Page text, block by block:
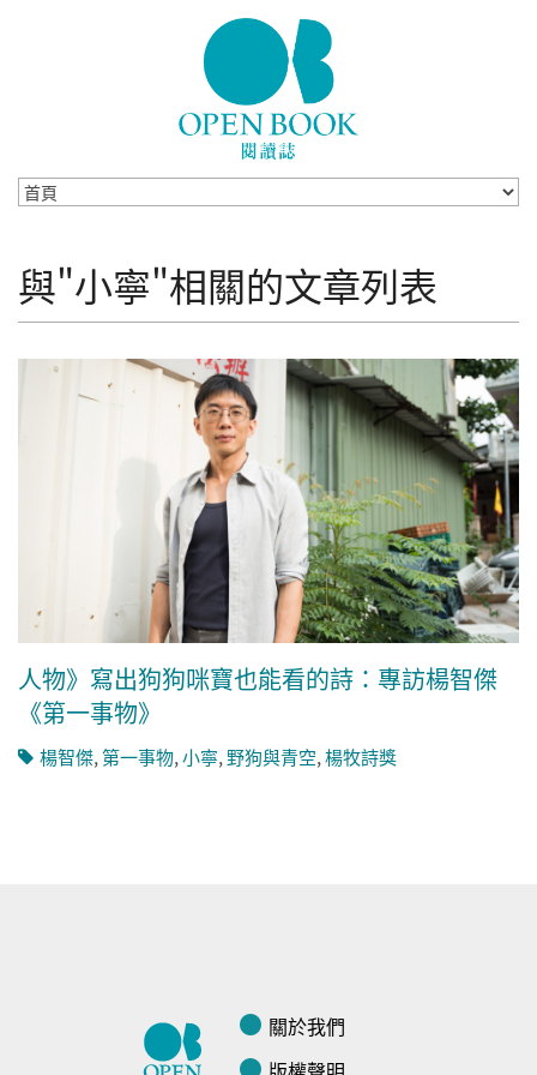
與"小寧"相關的文章列表
人物》寫出狗狗咪寶也能看的詩：專訪楊智傑
《第一事物》
楊智傑,第一事物,小寧,野狗與青空,楊牧詩獎
關於我們